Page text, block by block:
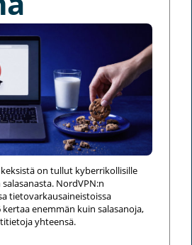
on tullut kyberrikollisille
NordVPN:n
tietovarkausaineistoissa
enemmän kuin salasanoja,
yhteensä.